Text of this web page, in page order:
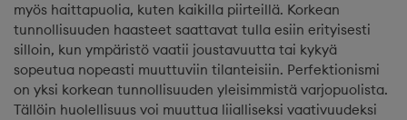
myös haittapuolia, kuten kaikilla piirteillä. Korkean
tunnollisuuden haasteet saattavat tulla esiin erityisesti
silloin, kun ympäristö vaatii joustavuutta tai kykyä
sopeutua nopeasti muuttuviin tilanteisiin. Perfektionismi
on yksi korkean tunnollisuuden yleisimmistä varjopuolista.
Tällöin huolellisuus voi muuttua liialliseksi vaativuudeksi